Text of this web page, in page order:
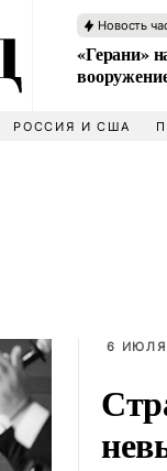
Новость
«Герани»
РОССИЯ И США
6 ИЮЛЯ